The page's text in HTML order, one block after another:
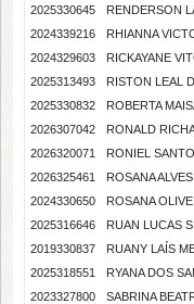
2025330645
RENDERSON
2024339216
RHIANNA
2024329603
RICKAYANE
2025313493
RISTON LEAL
2025330832
ROBERTA
2026307042
RONALD
2026320071
RONIEL
2026325461
ROSANA
2024330650
ROSANA
2025316646
RUAN LUCAS
2019330837
RUANY LAÍS
2025318551
RYANA DOS
2023327800
SABRINA